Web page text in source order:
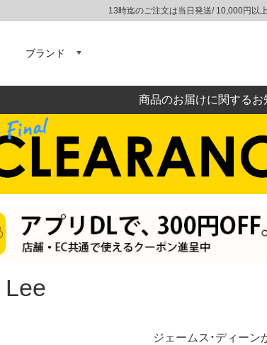
13時迄のご注文は当日発送/ 10,000円以
ブランド
商品のお届けに関するお
Lee
ジェームス・ディーン